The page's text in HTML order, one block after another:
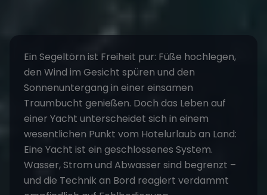
Ein Segeltörn ist Freiheit pur: Füße hochlegen,
den Wind im Gesicht spüren und den
Sonnenuntergang in einer einsamen
Traumbucht genießen. Doch das Leben auf
einer Yacht unterscheidet sich in einem
wesentlichen Punkt vom Hotelurlaub an Land:
Eine Yacht ist ein geschlossenes System.
Wasser, Strom und Abwasser sind begrenzt –
und die Technik an Bord reagiert verdammt